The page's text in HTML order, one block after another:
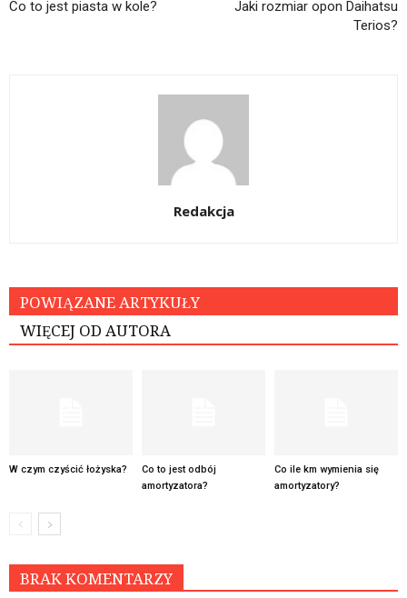
Co to jest piasta w kole?
Jaki rozmiar opon Daihatsu
Terios?
Redakcja
POWIĄZANE ARTYKUŁY
WIĘCEJ OD AUTORA
W czym czyścić łożyska?
Co to jest odbój
amortyzatora?
Co ile km wymienia się
amortyzatory?
BRAK KOMENTARZY